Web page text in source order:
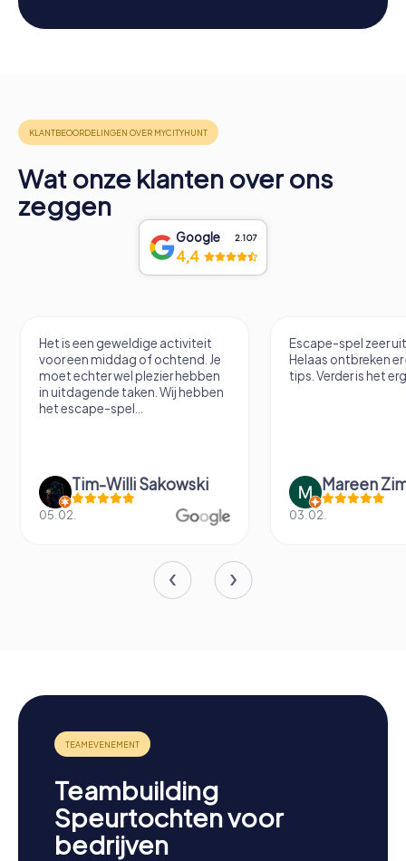
Wat onze klanten over ons
zeggen
Google 2.107
4,4
Het is een geweldige activiteit
voor een middag of ochtend. Je
moet echter wel plezier hebben
in uitdagende taken. Wij hebben
het escape-spel...
Tim-Willi Sakowski
05.02.
Escape-spel zeer
Helaas ontbreken er
tips. Verder is het
Mareen
03.02.
Teambuilding
Speurtochten voor
bedrijven